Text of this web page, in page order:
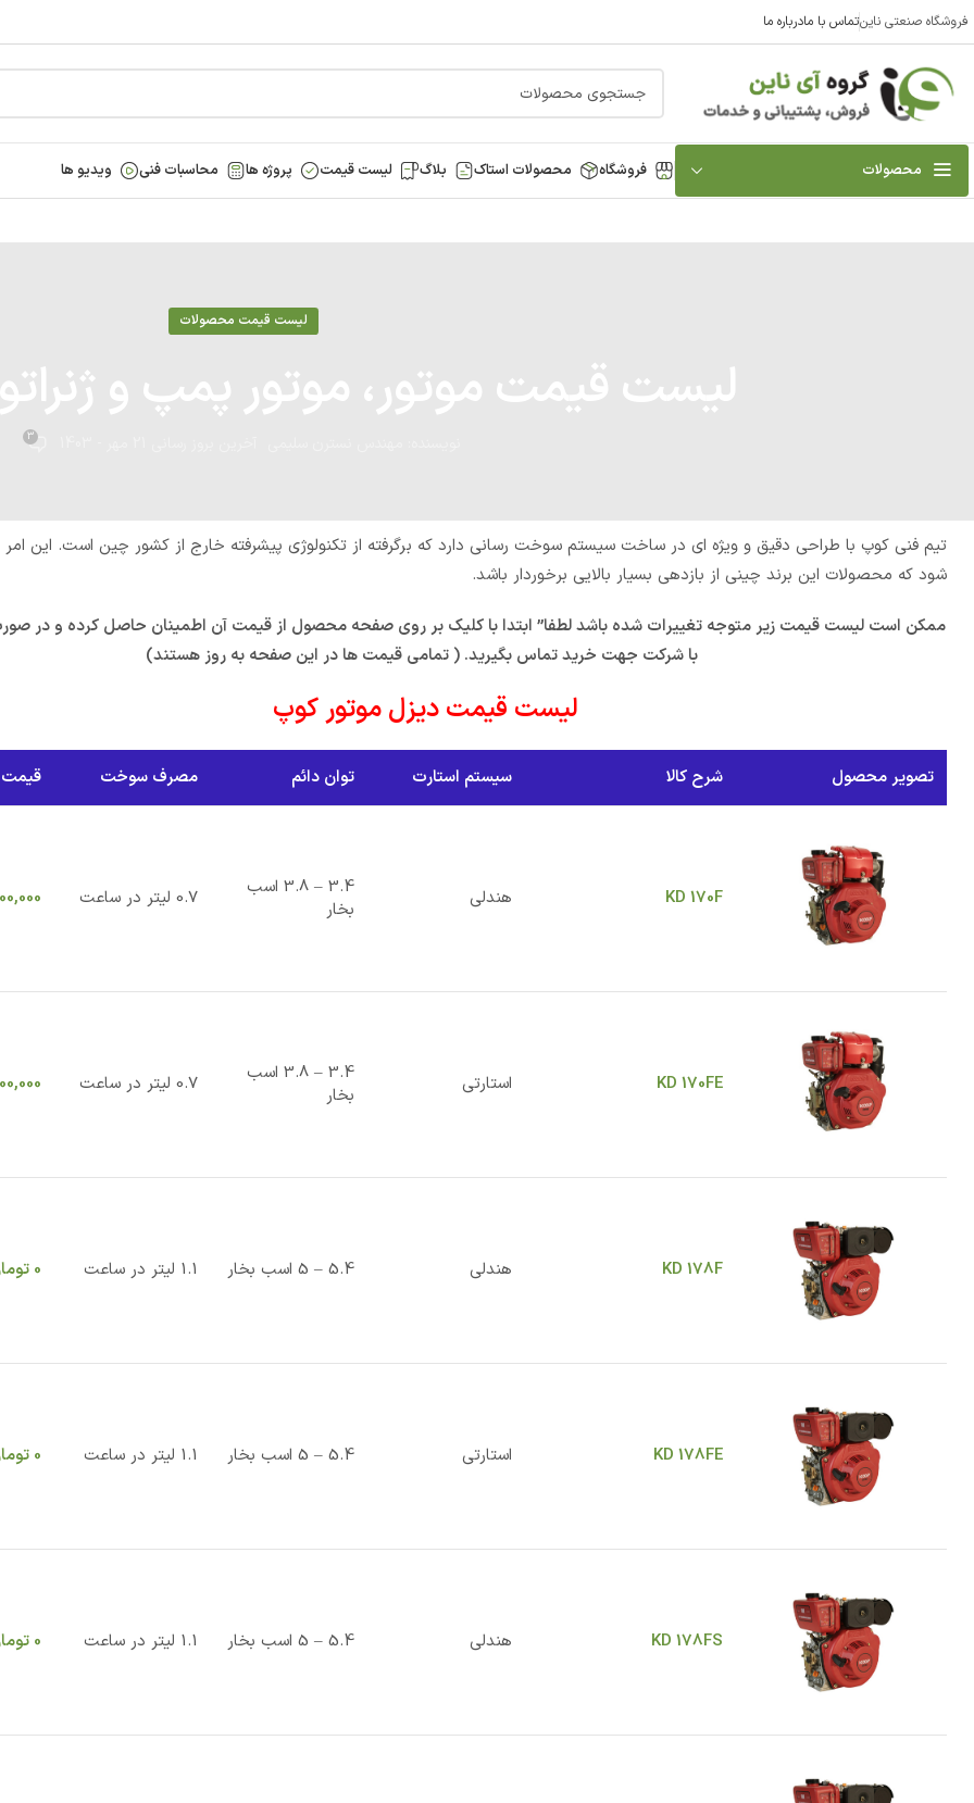
فروشگاه صنعتی ناینتماس با مادرباره ما
محصولات فروشگاه محصولات استاک بلاگ لیست قیمت پروژه ها محاسبات فنی ویدیو ها
لیست قیمت محصولات
3
تیم فنی کوپ با طراحی دقیق و ویژه ای در ساخت سیستم سوخت رسانی دارد که برگرفته از تکنولوژی پیشرفته خارج از کشور چین است. این
شود که محصولات این برند چینی از بازدهی بسیار بالایی برخوردار باشد.
ممکن است لیست قیمت زیر متوجه تغییرات شده باشد لطفا” ابتدا با کلیک بر روی صفحه محصول از قیمت آن اطمینان حاصل کرده و در
با شرکت جهت خرید تماس بگیرید. ( تمامی قیمت ها در این صفحه به روز هستند)
لیست قیمت دیزل موتور کوپ
تصویر محصول شرح کالا سیستم استارت توان دائم مصرف سوخت قیمت
KD 170F هندلی
3.4 – 3.8 اسب
بخار
0.7 لیتر در ساعت
KD 170FE استارتی
3.4 – 3.8 اسب
بخار
0.7 لیتر در ساعت
KD 178F هندلی 5.4 – 5 اسب بخار 1.1 لیتر در ساعت 0
KD 178FE استارتی 5.4 – 5 اسب بخار 1.1 لیتر در ساعت 0
KD 178FS هندلی 5.4 – 5 اسب بخار 1.1 لیتر در ساعت 0